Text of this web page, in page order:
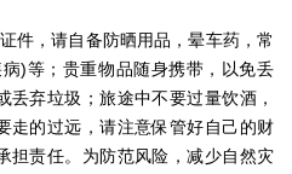
件，请自备防晒用品，晕车药，常
)等；贵重物品随身携带，以免丢
丢弃垃圾；旅途中不要过量饮酒，
走的过远，请注意保管好自己的财
担责任。为防范风险，减少自然灾